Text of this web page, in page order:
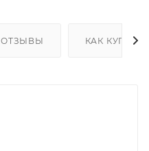
ОТЗЫВЫ КАК КУПИТЬ